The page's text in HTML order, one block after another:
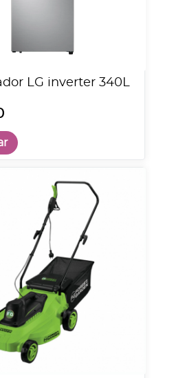
LG inverter 340L